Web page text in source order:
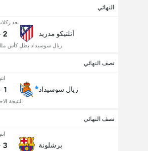
النهائي
أتلتيكو مدريد
بعد
2
ريال سوسيداد بطل كأس ملك
نصف النهائي
ريال سوسيداد 1
النتيجة
نصف النهائي
برشلونة 3